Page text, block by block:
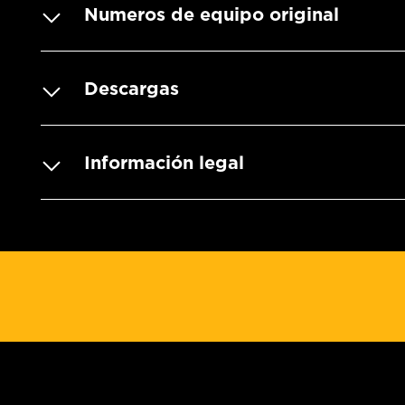
Numeros de equipo original
Descargas
Información legal